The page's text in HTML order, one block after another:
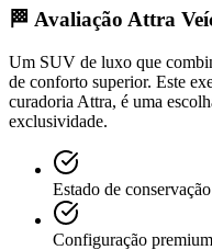
🏁 Avaliação Attra
Um SUV de luxo que
de conforto superior. Este
curadoria Attra, é uma
exclusividade.
Estado de
Configuração